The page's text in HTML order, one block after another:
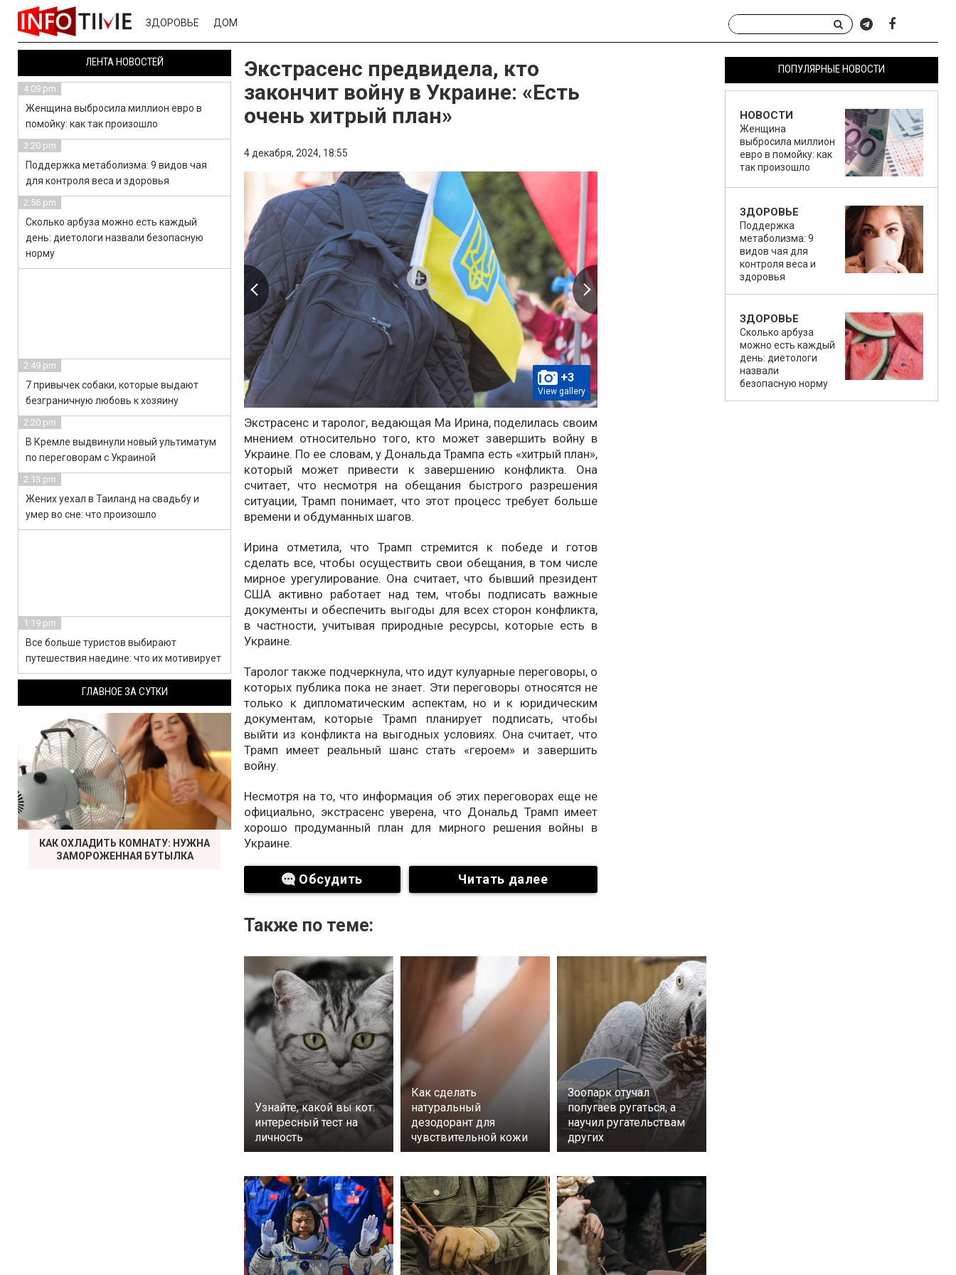
ЗДОРОВЬЕ ДОМ
Экстрасенс предвидела, кто
закончит войну в Украине: «Есть
очень хитрый план»
4 декабря, 2024, 18:55
+3
View gallery
Экстрасенс и таролог, ведающая Ма Ирина, поделилась своим
мнением относительно того, кто может завершить войну в
Украине. По ее словам, у Дональда Трампа есть «хитрый план»,
который может привести к завершению конфликта. Она
считает, что несмотря на обещания быстрого разрешения
ситуации, Трамп понимает, что этот процесс требует больше
времени и обдуманных шагов.
Ирина отметила, что Трамп стремится к победе и готов
сделать все, чтобы осуществить свои обещания, в том числе
мирное урегулирование. Она считает, что бывший президент
США активно работает над тем, чтобы подписать важные
документы и обеспечить выгоды для всех сторон конфликта,
в частности, учитывая природные ресурсы, которые есть в
Украине.
Таролог также подчеркнула, что идут кулуарные переговоры, о
которых публика пока не знает. Эти переговоры относятся не
только к дипломатическим аспектам, но и к юридическим
документам, которые Трамп планирует подписать, чтобы
выйти из конфликта на выгодных условиях. Она считает, что
Трамп имеет реальный шанс стать «героем» и завершить
войну.
Несмотря на то, что информация об этих переговорах еще не
официально, экстрасенс уверена, что Дональд Трамп имеет
хорошо продуманный план для мирного решения войны в
Украине.
Обсудить Читать далее
Также по теме:
Узнайте, какой вы кот:
интересный тест на
личность
Как сделать
натуральный
дезодорант для
чувствительной кожи
Зоопарк отучал
попугаев ругаться, а
научил ругательствам
других
ПОПУЛЯРНЫЕ НОВОСТИ
НОВОСТИ
Женщина
выбросила миллион
евро в помойку: как
так произошло
ЗДОРОВЬЕ
Поддержка
метаболизма: 9
видов чая для
контроля веса и
здоровья
ЗДОРОВЬЕ
Сколько арбуза
можно есть каждый
день: диетологи
назвали
безопасную норму
ЛЕНТА НОВОСТЕЙ
4:09 pm
Женщина выбросила миллион евро в
помойку: как так произошло
3:20 pm
Поддержка метаболизма: 9 видов чая
для контроля веса и здоровья
2:56 pm
Сколько арбуза можно есть каждый
день: диетологи назвали безопасную
норму
2:49 pm
7 привычек собаки, которые выдают
безграничную любовь к хозяину
2:20 pm
В Кремле выдвинули новый ультиматум
по переговорам с Украиной
2:13 pm
Жених уехал в Таиланд на свадьбу и
умер во сне: что произошло
1:19 pm
Все больше туристов выбирают
путешествия наедине: что их мотивирует
ГЛАВНОЕ ЗА СУТКИ
КАК ОХЛАДИТЬ КОМНАТУ: НУЖНА
ЗАМОРОЖЕННАЯ БУТЫЛКА